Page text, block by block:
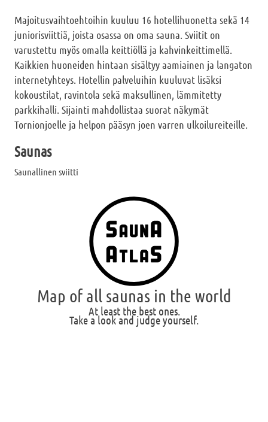
Majoitusvaihtoehtoihin kuuluu 16 hotellihuonetta sekä 14
juniorisviittiä, joista osassa on oma sauna. Sviitit on
varustettu myös omalla keittiöllä ja kahvinkeittimellä.
Kaikkien huoneiden hintaan sisältyy aamiainen ja langaton
internetyhteys. Hotellin palveluihin kuuluvat lisäksi
kokoustilat, ravintola sekä maksullinen, lämmitetty
parkkihalli. Sijainti mahdollistaa suorat näkymät
Tornionjoelle ja helpon pääsyn joen varren ulkoilureiteille.
Saunas
Saunallinen sviitti
Map of all saunas in the world
At least the best ones.
Take a look and judge yourself.